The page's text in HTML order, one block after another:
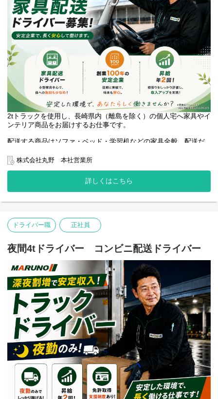
2tトラックを使用し、長崎県内（離島を除く）の個人宅へ家具やイ
ンテリア商品をお届けするお仕事です。
配送する商品はソファ・ベッド・学習机などの家具全般。配送だ
配送件数は1日8～12件程度。配送時には積み降ろしや組立をサポ
ートするスタッフが同行するため、協力しながら仕事を進められ
勤務時間は8:00～17:00の日勤帯。火曜日・水曜日の固定休みで、
普通免許（平成19年6月以前取得）または準中型免許があれば応募
可能。未経験からドライバーに挑戦したい方をお待ちしていま
す。
株式会社丸野 本社営業所
詳しくはこちら
ドライバー職 正社員
夜間4tドライバー コンビニ配送ドライバー